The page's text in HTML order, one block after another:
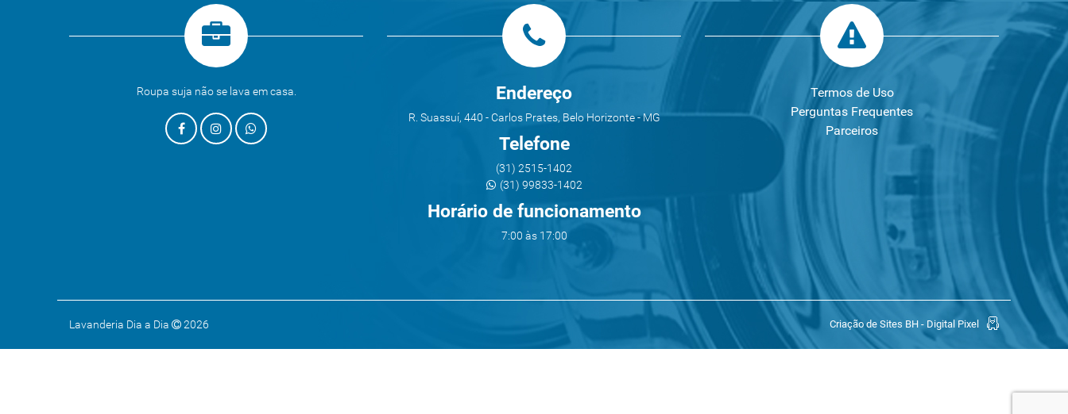
Roupa suja não se lava em casa. Endereço
R. Suassuí, 440 - Carlos Prates, Belo Horizonte - MG
Telefone
(31) 2515-1402
(31) 99833-1402
Horário de funcionamento
7:00 às 17:00
Termos de Uso
Perguntas Frequentes
Parceiros
Lavanderia Dia a Dia 2026 Criação de Sites BH - Digital Pixel